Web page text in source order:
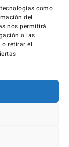
como
del
nos permitirá
o las
retirar el